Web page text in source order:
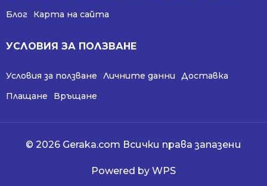
Блог
Карта на сайта
УСЛОВИЯ ЗА ПОЛЗВАНЕ
Условия за ползване Личните данни
Доставка
Плащане
Връщане
© 2026 Geraka.com Всички права запазени
Powered by WPS